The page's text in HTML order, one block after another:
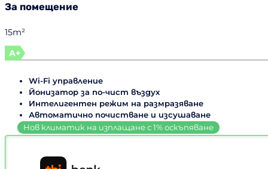
За помещение
15m²
A+
Wi-Fi управление
Йонизатор за по-чист въздух
Интелигентен режим на размразяване
Автоматично почистване и изсушаване